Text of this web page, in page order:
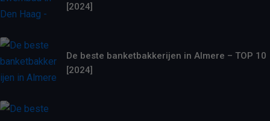
[2024]
De beste banketbakkerijen in Almere – TOP 10
[2024]